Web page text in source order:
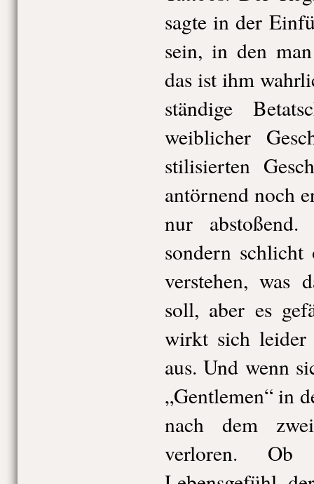
sagte in der
sein, in den
das ist ihm
ständige
weiblicher
stilisierten
antörnend noch
nur
sondern
verstehen, was
soll, aber es
wirkt sich leider
aus. Und wenn
„Gentlemen“ in
nach dem
verloren.